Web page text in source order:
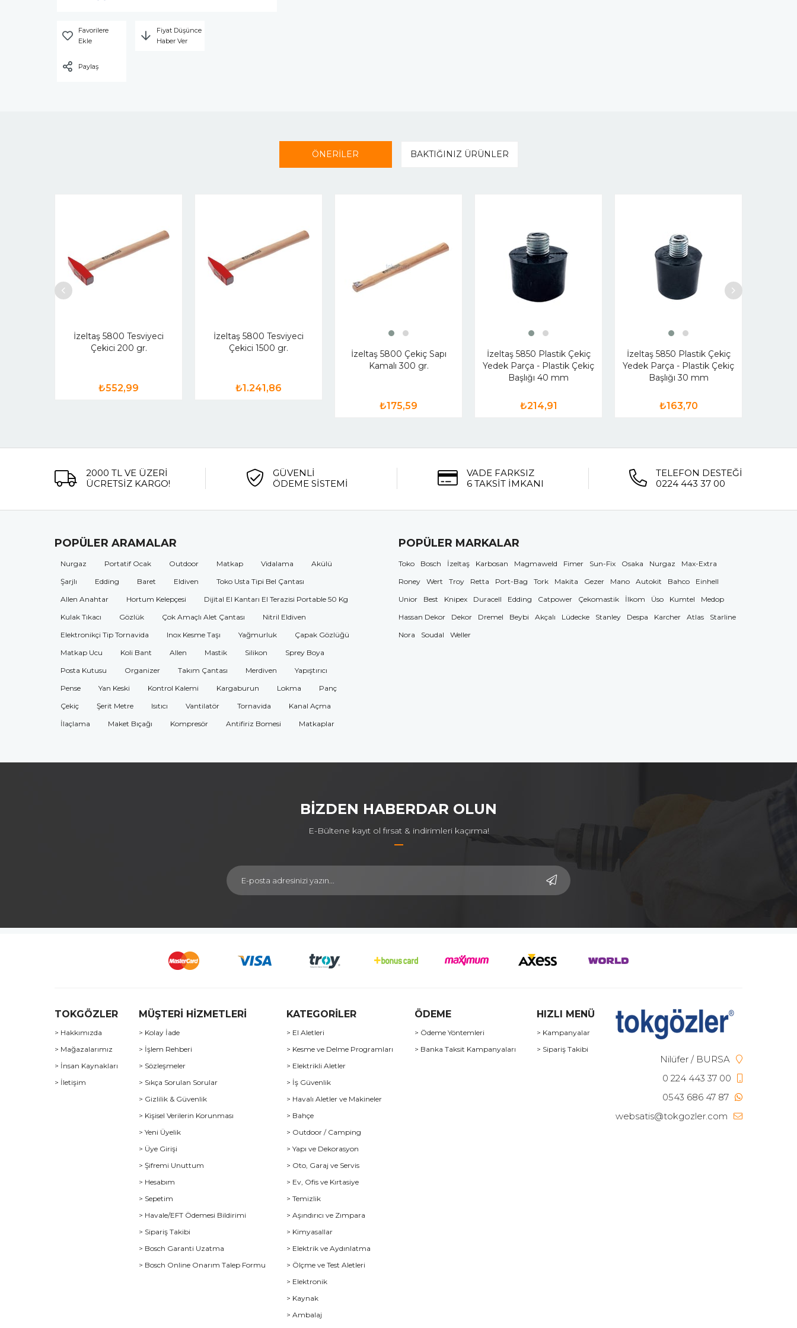
Favorilere
Ekle
Fiyat Düşünce
Haber Ver
Paylaş
ÖNERİLER BAKTIĞINIZ ÜRÜNLER
İzeltaş 5800 Tesviyeci
Çekici 200 gr.
₺552,99
İzeltaş 5800 Tesviyeci
Çekici 1500 gr.
₺1.241,86
İzeltaş 5800 Çekiç Sapı
Kamalı 300 gr.
₺175,59
İzeltaş 5850 Plastik Çekiç
Yedek Parça - Plastik Çekiç
Başlığı 40 mm
₺214,91
İzeltaş 5850 Plastik Çekiç
Yedek Parça - Plastik Çekiç
Başlığı 30 mm
₺163,70
2000 TL VE ÜZERİ
ÜCRETSİZ KARGO!
GÜVENLİ
ÖDEME SİSTEMİ
VADE FARKSIZ
6 TAKSİT İMKANI
TELEFON DESTEĞİ
0224 443 37 00
POPÜLER ARAMALAR
Nurgaz Portatif Ocak Outdoor Matkap Vidalama
Akülü
Şarjlı
Edding Baret Eldiven
Toko Usta Tipi Bel Çantası
Allen Anahtar
Hortum Kelepçesi
Dijital El Kantarı El Terazisi Portable 50 Kg
Kulak Tıkacı
Gözlük Çok Amaçlı Alet Çantası
Nitril Eldiven
Elektronikçi Tip Tornavida
Inox Kesme Taşı Yağmurluk
Çapak Gözlüğü
Matkap Ucu
Koli Bant Allen Mastik Silikon
Sprey Boya
Posta Kutusu
Organizer Takım Çantası Merdiven
Yapıştırıcı
Pense
Yan Keski Kontrol Kalemi Kargaburun Lokma
Panç
Çekiç
Şerit Metre Isıtıcı Vantilatör Tornavida
Kanal Açma
İlaçlama
Maket Bıçağı Kompresör Antifiriz Bomesi Matkaplar
POPÜLER MARKALAR
Toko Bosch İzeltaş Karbosan Magmaweld Fimer Sun-Fix Osaka Nurgaz
Max-Extra
Roney
Wert Troy Retta Port-Bag Tork Makita Gezer Mano Autokit Bahco
Einhell
Unior
Best Knipex Duracell Edding Catpower Çekomastik İlkom Üso Kumtel
Medop
Hassan Dekor
Dekor Dremel Beybi Akçalı Lüdecke Stanley Despa Karcher Atlas
Starline
Nora
Soudal Weller
BİZDEN HABERDAR OLUN
E-Bültene kayıt ol fırsat & indirimleri kaçırma!
TOKGÖZLER
> Hakkımızda
> Mağazalarımız
> İnsan Kaynakları
> İletişim
MÜŞTERİ HİZMETLERİ
> Kolay İade
> İşlem Rehberi
> Sözleşmeler
> Sıkça Sorulan Sorular
> Gizlilik & Güvenlik
> Kişisel Verilerin Korunması
> Yeni Üyelik
> Üye Girişi
> Şifremi Unuttum
> Hesabım
> Sepetim
> Havale/EFT Ödemesi Bildirimi
> Sipariş Takibi
> Bosch Garanti Uzatma
> Bosch Online Onarım Talep Formu
KATEGORİLER
> El Aletleri
> Kesme ve Delme Programları
> Elektrikli Aletler
> İş Güvenlik
> Havalı Aletler ve Makineler
> Bahçe
> Outdoor / Camping
> Yapı ve Dekorasyon
> Oto, Garaj ve Servis
> Ev, Ofis ve Kırtasiye
> Temizlik
> Aşındırıcı ve Zımpara
> Kimyasallar
> Elektrik ve Aydınlatma
> Ölçme ve Test Aletleri
> Elektronik
> Kaynak
> Ambalaj
ÖDEME
> Ödeme Yöntemleri
> Banka Taksit Kampanyaları
HIZLI MENÜ
> Kampanyalar
> Sipariş Takibi
Nilüfer / BURSA
0 224 443 37 00
0543 686 47 87
websatis@tokgozler.com